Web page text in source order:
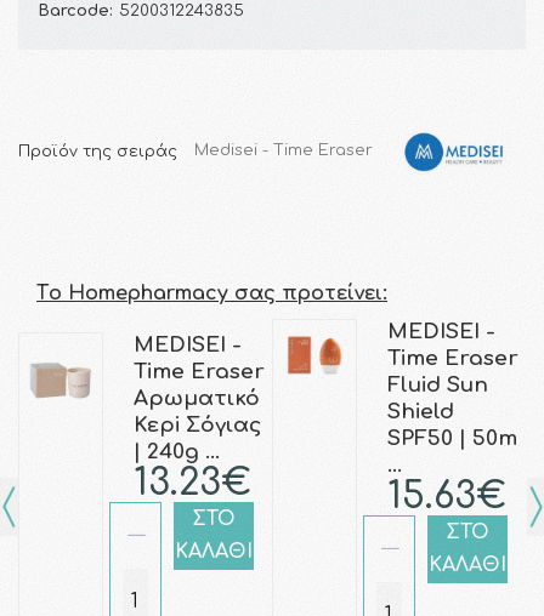
Barcode: 5200312243835
Προϊόν της σειράς Medisei - Time Eraser
Τo Homepharmacy σας προτείνει:
MEDISEI -
Time Eraser
Αρωματικό
Κερi Σόγιας
| 240g …
13.23€
ΣΤΟ
ΚΑΛΑΘΙ
MEDISEI -
Time Eraser
Fluid Sun
Shield
SPF50 | 50m
…
15.63€
ΣΤΟ
ΚΑΛΑΘΙ